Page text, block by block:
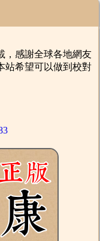
感謝全球各地網友
站希望可以做到校對